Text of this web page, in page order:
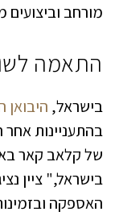
מורחב
התאמה
בישראל,
בהתעניינות
של קלאב קאר
בישראל," ציין
האספקה